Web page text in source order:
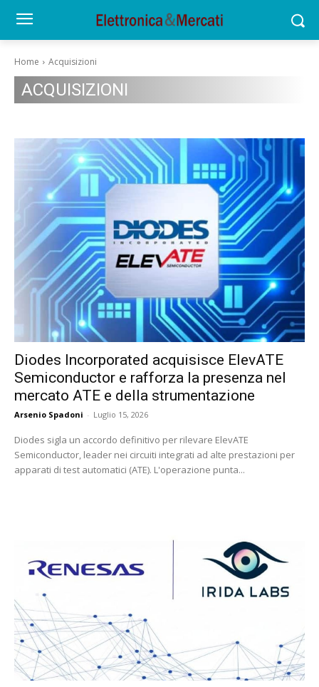
Home Acquisizioni
ACQUISIZIONI
Diodes Incorporated acquisisce ElevATE
Semiconductor e rafforza la presenza nel
mercato ATE e della strumentazione
Arsenio Spadoni - Luglio 15, 2026
Diodes sigla un accordo definitivo per rilevare ElevATE
Semiconductor, leader nei circuiti integrati ad alte prestazioni per
apparati di test automatici (ATE). L'operazione punta...